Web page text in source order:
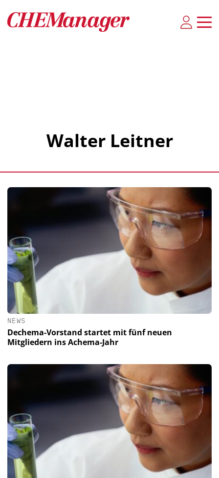
Walter Leitner
NEWS
Dechema-Vorstand startet mit fünf neuen
Mitgliedern ins Achema-Jahr